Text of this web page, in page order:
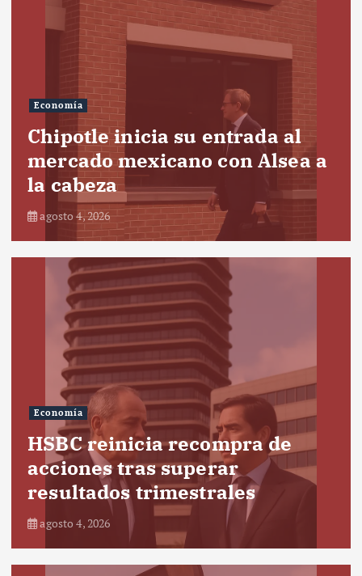
Economía
Chipotle inicia su entrada al
mercado mexicano con Alsea a
la cabeza
agosto 4, 2026
Economía
HSBC reinicia recompra de
acciones tras superar
resultados trimestrales
agosto 4, 2026